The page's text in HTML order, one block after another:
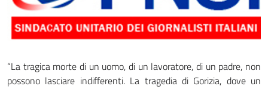
“La tragica morte di un uomo, di un lavoratore, di un padre, non
possono lasciare indifferenti. La tragedia di Gorizia, dove un